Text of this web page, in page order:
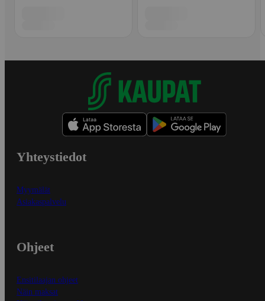
Yhteystiedot
Myymälät
Asiakaspalvelu
Ohjeet
Ensitilaajan ohjeet
Näin maksat